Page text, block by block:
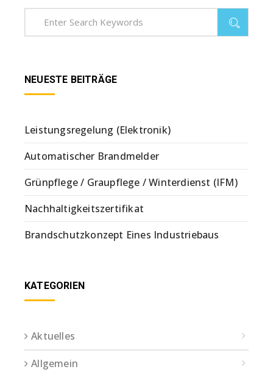
NEUESTE BEITRÄGE
Leistungsregelung (Elektronik)
Automatischer Brandmelder
Grünpflege / Graupflege / Winterdienst (IFM)
Nachhaltigkeitszertifikat
Brandschutzkonzept Eines Industriebaus
KATEGORIEN
Aktuelles
Allgemein